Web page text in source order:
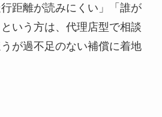
距離が読みにくい」「誰が
いう方は、代理店型で相談
が過不足のない補償に着地